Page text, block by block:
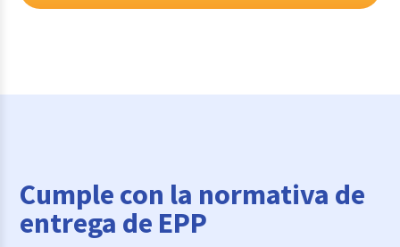
Cumple con la normativa de
entrega de EPP